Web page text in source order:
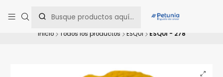
una asesoría personalizada.
Inicio Todos los productos ESQUI ESQUÍ - 278